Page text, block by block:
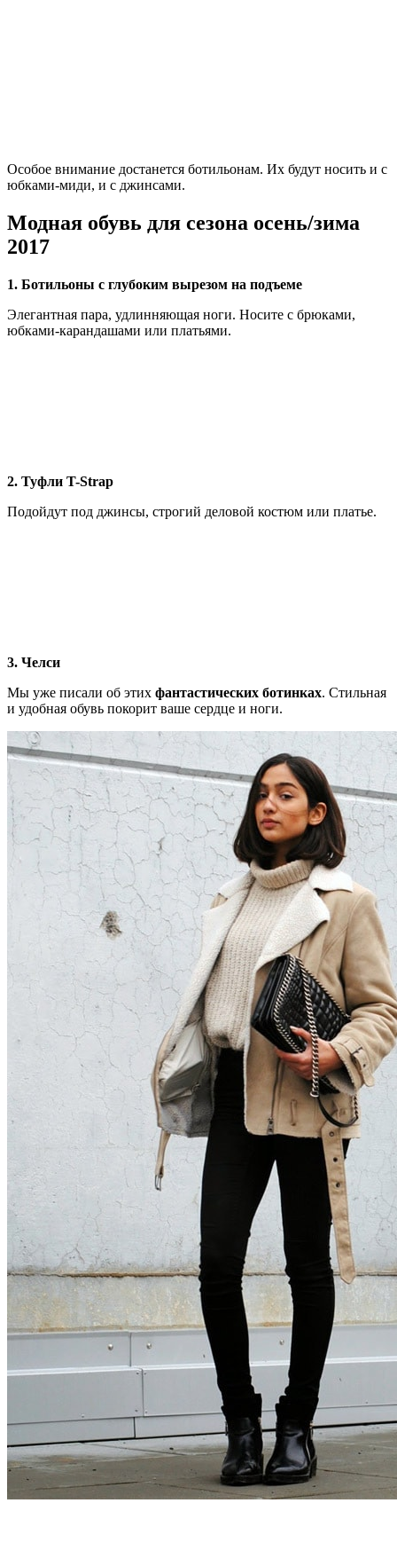
Особое внимание достанется ботильонам. Их будут носить и с
юбками-миди, и с джинсами.
Модная обувь для сезона осень/зима
2017
1. Ботильоны с глубоким вырезом на подъеме
Элегантная пара, удлинняющая ноги. Носите с брюками,
юбками-карандашами или платьями.
2. Туфли T-Strap
Подойдут под джинсы, строгий деловой костюм или платье.
3. Челси
Мы уже писали об этих фантастических ботинках. Стильная
и удобная обувь покорит ваше сердце и ноги.